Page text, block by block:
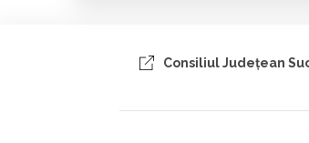
Consiliul Judeţean